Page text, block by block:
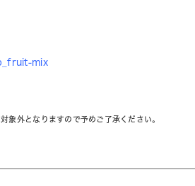
mix
外となりますので予めご了承ください。